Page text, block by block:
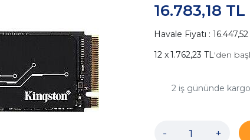
16.783,18 TL
Havale Fiyatı : 16.447,52
1.762,23 TL 'den
2iş gününde
- +